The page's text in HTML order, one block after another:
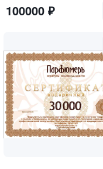
100000 ₽